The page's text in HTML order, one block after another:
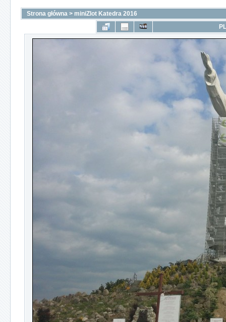
Strona główna > miniZlot Katedra 2016